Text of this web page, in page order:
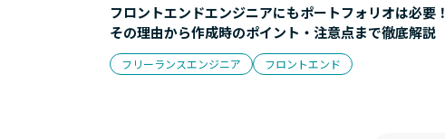
フロントエンドエンジニアにもポートフォリオは必要！
その理由から作成時のポイント・注意点まで徹底解説
フリーランスエンジニア フロントエンド